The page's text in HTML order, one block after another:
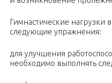
Гимнастические нагрузки
следующие упражнения:
для улучшения
необходимо выполнять